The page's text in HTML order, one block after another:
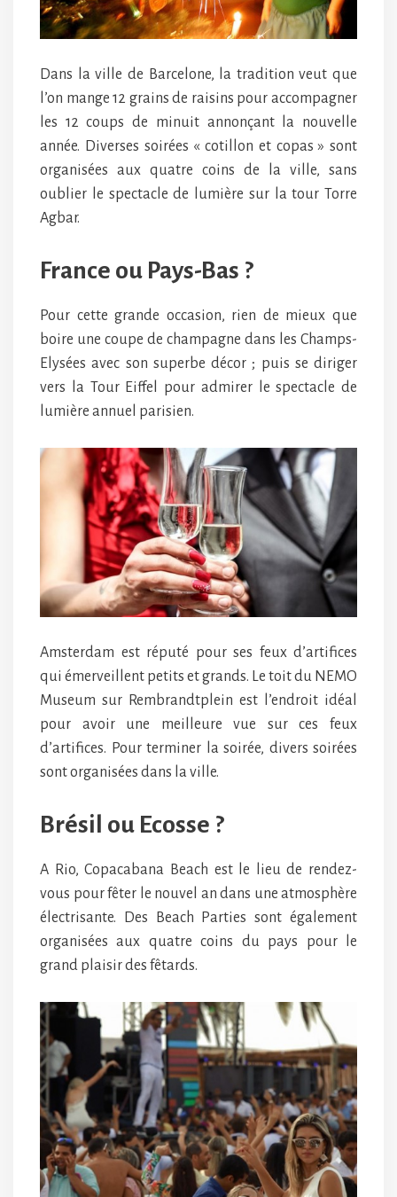
Dans la ville de Barcelone, la tradition veut que
l’on mange 12 grains de raisins pour accompagner
les 12 coups de minuit annonçant la nouvelle
année. Diverses soirées « cotillon et copas » sont
organisées aux quatre coins de la ville, sans
oublier le spectacle de lumière sur la tour Torre
Agbar.
France ou Pays-Bas ?
Pour cette grande occasion, rien de mieux que
boire une coupe de champagne dans les Champs-
Elysées avec son superbe décor ; puis se diriger
vers la Tour Eiffel pour admirer le spectacle de
lumière annuel parisien.
Amsterdam est réputé pour ses feux d’artifices
qui émerveillent petits et grands. Le toit du NEMO
Museum sur Rembrandtplein est l’endroit idéal
pour avoir une meilleure vue sur ces feux
d’artifices. Pour terminer la soirée, divers soirées
sont organisées dans la ville.
Brésil ou Ecosse ?
A Rio, Copacabana Beach est le lieu de rendez-
vous pour fêter le nouvel an dans une atmosphère
électrisante. Des Beach Parties sont également
organisées aux quatre coins du pays pour le
grand plaisir des fêtards.